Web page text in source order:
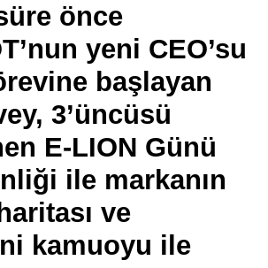
önce
yeni CEO’su
başlayan
3’üncüsü
E-LION Günü
ile markanın
ve
kamuoyu ile